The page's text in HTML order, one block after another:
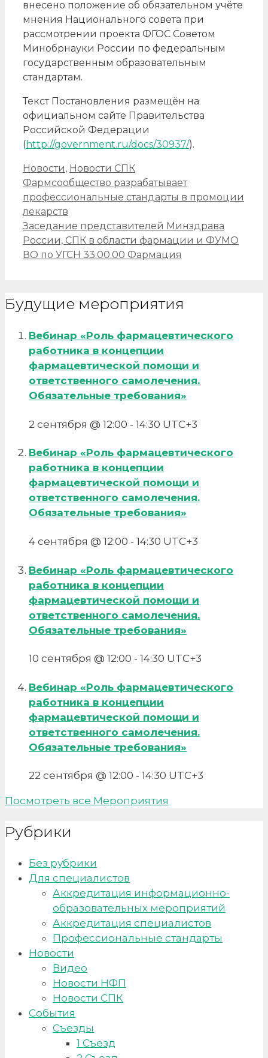
внесено положение об обязательном учёте
мнения Национального совета при
рассмотрении проекта ФГОС Советом
Минобрнауки России по федеральным
государственным образовательным
стандартам.
Текст Постановления размещён на
официальном сайте Правительства
Российской Федерации
(http://government.ru/docs/30937/).
Рубрики
Новости, Новости СПК
Навигация
записи
Фармсообщество разрабатывает
профессиональные стандарты в промоции
лекарств
Заседание представителей Минздрава
России, СПК в области фармации и ФУМО
ВО по УГСН 33.00.00 Фармация
Будущие мероприятия
Вебинар «Роль фармацевтического
работника в концепции
фармацевтической помощи и
ответственного самолечения.
Обязательные требования»
2 сентября @ 12:00 - 14:30 UTC+3
Вебинар «Роль фармацевтического
работника в концепции
фармацевтической помощи и
ответственного самолечения.
Обязательные требования»
4 сентября @ 12:00 - 14:30 UTC+3
Вебинар «Роль фармацевтического
работника в концепции
фармацевтической помощи и
ответственного самолечения.
Обязательные требования»
10 сентября @ 12:00 - 14:30 UTC+3
Вебинар «Роль фармацевтического
работника в концепции
фармацевтической помощи и
ответственного самолечения.
Обязательные требования»
22 сентября @ 12:00 - 14:30 UTC+3
Посмотреть все Мероприятия
Рубрики
Без рубрики
Для специалистов
Аккредитация информационно-
образовательных мероприятий
Аккредитация специалистов
Профессиональные стандарты
Новости
Видео
Новости НФП
Новости СПК
События
Съезды
1 Съезд